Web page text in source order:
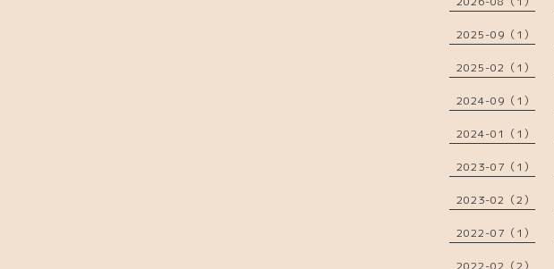
2025-09（1）
2025-02（1）
2024-09（1）
2024-01（1）
2023-07（1）
2023-02（2）
2022-07（1）
2022-02（2）